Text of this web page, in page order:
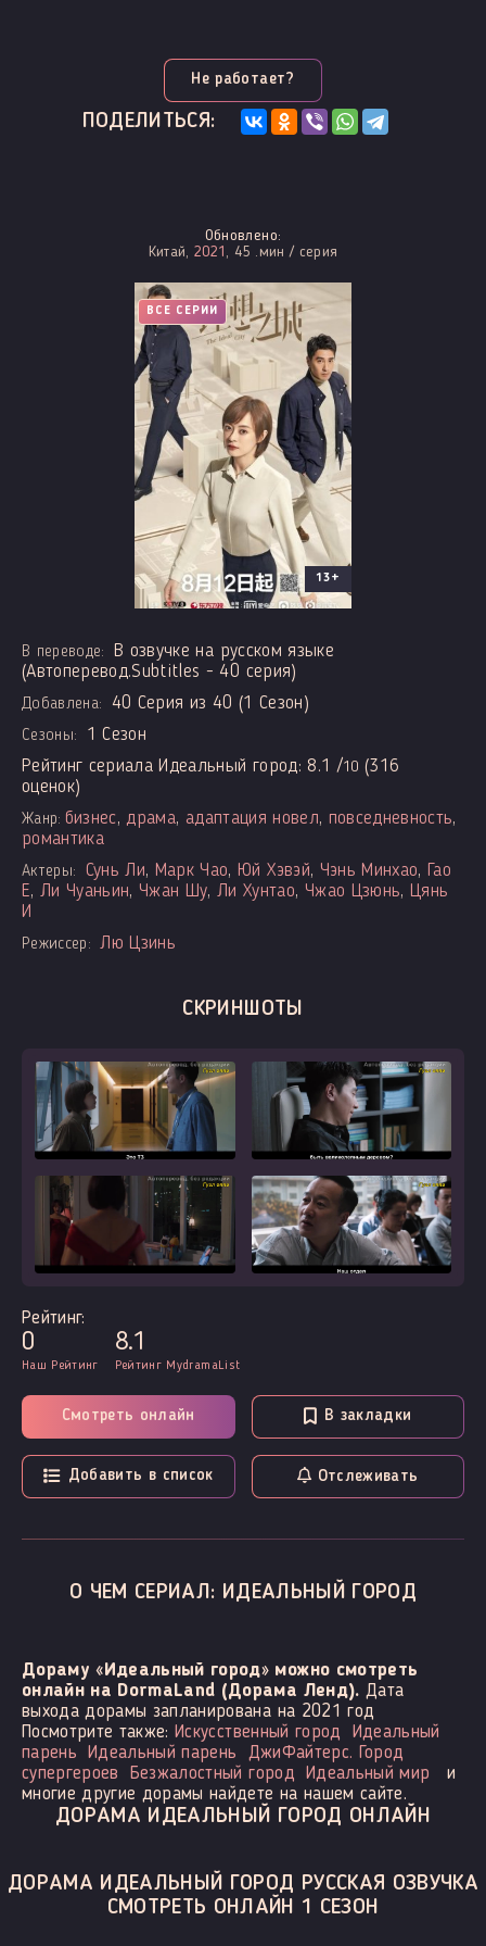
Не работает?
ПОДЕЛИТЬСЯ:
Обновлено:
Китай,2021 , 45 .мин / серия
ВСЕ СЕРИИ
13+
В переводе:
В озвучке на русском языке
(Автоперевод.Subtitles - 40 серия)
Добавлена: 40 Серия из 40 (1 Сезон)
Сезоны:
1 Сезон
Рейтинг сериала Идеальный город: 8.1 /10 (316
оценок)
Жанр: бизнес, драма, адаптация новел, повседневность,
романтика
Актеры: Сунь Ли, Марк Чао, Юй Хэвэй, Чэнь Минхао, Гао
Е, Ли Чуаньин,Чжан Шу,Ли Хунтао, Чжао Цзюнь, Цянь
И
Режиссер: Лю Цзинь
СКРИНШОТЫ
Рейтинг:
0
Наш Рейтинг
8.1
Рейтинг MydramaList
Смотреть онлайн В закладки
Добавить в список Отслеживать
О ЧЕМ СЕРИАЛ: ИДЕАЛЬНЫЙ ГОРОД
Дораму «Идеальный город» можно смотреть
онлайн на DormaLand (Дорама Ленд). Дата
выхода дорамы запланирована на 2021 год
Посмотрите также: Искусственный город
Идеальный
парень
Идеальный парень
ДжиФайтерс. Город
супергероев
Безжалостный город Идеальный мир
и
многие другие дорамы найдете на нашем сайте.
ДОРАМА ИДЕАЛЬНЫЙ ГОРОД ОНЛАЙН
ДОРАМА ИДЕАЛЬНЫЙ ГОРОД РУССКАЯ ОЗВУЧКА
СМОТРЕТЬ ОНЛАЙН 1 СЕЗОН